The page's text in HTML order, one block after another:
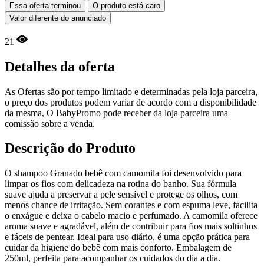
Essa oferta terminou
O produto está caro
Valor diferente do anunciado
21
Detalhes da oferta
As Ofertas são por tempo limitado e determinadas pela loja parceira,
o preço dos produtos podem variar de acordo com a disponibilidade
da mesma, O BabyPromo pode receber da loja parceira uma
comissão sobre a venda.
Descrição do Produto
O shampoo Granado bebê com camomila foi desenvolvido para
limpar os fios com delicadeza na rotina do banho. Sua fórmula
suave ajuda a preservar a pele sensível e protege os olhos, com
menos chance de irritação. Sem corantes e com espuma leve, facilita
o enxágue e deixa o cabelo macio e perfumado. A camomila oferece
aroma suave e agradável, além de contribuir para fios mais soltinhos
e fáceis de pentear. Ideal para uso diário, é uma opção prática para
cuidar da higiene do bebê com mais conforto. Embalagem de
250ml, perfeita para acompanhar os cuidados do dia a dia.